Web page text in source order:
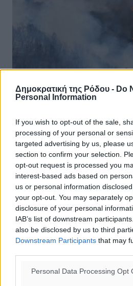
Δημοκρατική της Ρόδου - Do
Personal Information
If you wish to opt-out of the sale,
processing of your personal or
targeted advertising by us, please
section to confirm your selection.
opt-out request is processed you
interest-based ads based on
us or personal information
your opt-out. You may separately
disclosure of your personal
IAB’s list of downstream
also be disclosed by us to third
Downstream Participants that may
Personal Data Processing Opt
Φωτιά στην περιοχή
Κάρπαθο
Σε εξέλιξη είναι αυτή την ώρα
στην περιοχή Κατώδιο, όπου
Όπως ενημερώνει με ανάρτησή
Αντιπεριφερειάρχης
04.09.24, 16:28